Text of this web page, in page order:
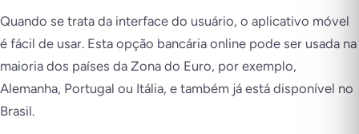
Quando se trata da interface do usuário, o aplicativo móvel
é fácil de usar. Esta opção bancária online pode ser usada na
maioria dos países da Zona do Euro, por exemplo,
Alemanha, Portugal ou Itália, e também já está disponível no
Brasil.